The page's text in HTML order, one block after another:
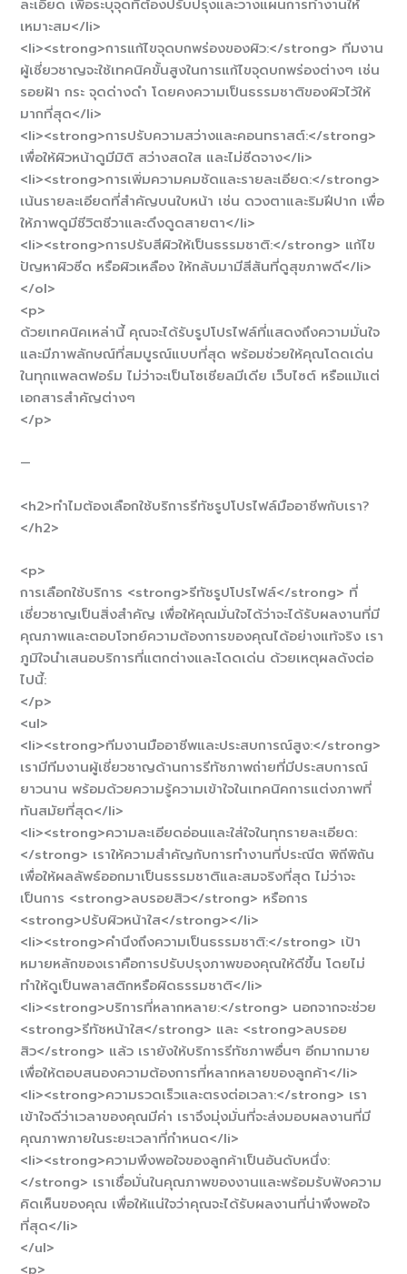
ละเอียด เพื่อระบุจุดที่ต้องปรับปรุงและวางแผนการทำงานให้
เหมาะสม</li>
<li><strong>การแก้ไขจุดบกพร่องของผิว:</strong> ทีมงาน
ผู้เชี่ยวชาญจะใช้เทคนิคขั้นสูงในการแก้ไขจุดบกพร่องต่างๆ เช่น
รอยฝ้า กระ จุดด่างดำ โดยคงความเป็นธรรมชาติของผิวไว้ให้
มากที่สุด</li>
<li><strong>การปรับความสว่างและคอนทราสต์:</strong>
เพื่อให้ผิวหน้าดูมีมิติ สว่างสดใส และไม่ซีดจาง</li>
<li><strong>การเพิ่มความคมชัดและรายละเอียด:</strong>
เน้นรายละเอียดที่สำคัญบนใบหน้า เช่น ดวงตาและริมฝีปาก เพื่อ
ให้ภาพดูมีชีวิตชีวาและดึงดูดสายตา</li>
<li><strong>การปรับสีผิวให้เป็นธรรมชาติ:</strong> แก้ไข
ปัญหาผิวซีด หรือผิวเหลือง ให้กลับมามีสีสันที่ดูสุขภาพดี</li>
</ol>
<p>
ด้วยเทคนิคเหล่านี้ คุณจะได้รับรูปโปรไฟล์ที่แสดงถึงความมั่นใจ
และมีภาพลักษณ์ที่สมบูรณ์แบบที่สุด พร้อมช่วยให้คุณโดดเด่น
ในทุกแพลตฟอร์ม ไม่ว่าจะเป็นโซเชียลมีเดีย เว็บไซต์ หรือแม้แต่
เอกสารสำคัญต่างๆ
</p>
—
<h2>ทำไมต้องเลือกใช้บริการรีทัชรูปโปรไฟล์มืออาชีพกับเรา?
</h2>
<p>
การเลือกใช้บริการ <strong>รีทัชรูปโปรไฟล์</strong> ที่
เชี่ยวชาญเป็นสิ่งสำคัญ เพื่อให้คุณมั่นใจได้ว่าจะได้รับผลงานที่มี
คุณภาพและตอบโจทย์ความต้องการของคุณได้อย่างแท้จริง เรา
ภูมิใจนำเสนอบริการที่แตกต่างและโดดเด่น ด้วยเหตุผลดังต่อ
ไปนี้:
</p>
<ul>
<li><strong>ทีมงานมืออาชีพและประสบการณ์สูง:</strong>
เรามีทีมงานผู้เชี่ยวชาญด้านการรีทัชภาพถ่ายที่มีประสบการณ์
ยาวนาน พร้อมด้วยความรู้ความเข้าใจในเทคนิคการแต่งภาพที่
ทันสมัยที่สุด</li>
<li><strong>ความละเอียดอ่อนและใส่ใจในทุกรายละเอียด:
</strong> เราให้ความสำคัญกับการทำงานที่ประณีต พิถีพิถัน
เพื่อให้ผลลัพธ์ออกมาเป็นธรรมชาติและสมจริงที่สุด ไม่ว่าจะ
เป็นการ <strong>ลบรอยสิว</strong> หรือการ
<strong>ปรับผิวหน้าใส</strong></li>
<li><strong>คำนึงถึงความเป็นธรรมชาติ:</strong> เป้า
หมายหลักของเราคือการปรับปรุงภาพของคุณให้ดีขึ้น โดยไม่
ทำให้ดูเป็นพลาสติกหรือผิดธรรมชาติ</li>
<li><strong>บริการที่หลากหลาย:</strong> นอกจากจะช่วย
<strong>รีทัชหน้าใส</strong> และ <strong>ลบรอย
สิว</strong> แล้ว เรายังให้บริการรีทัชภาพอื่นๆ อีกมากมาย
เพื่อให้ตอบสนองความต้องการที่หลากหลายของลูกค้า</li>
<li><strong>ความรวดเร็วและตรงต่อเวลา:</strong> เรา
เข้าใจดีว่าเวลาของคุณมีค่า เราจึงมุ่งมั่นที่จะส่งมอบผลงานที่มี
คุณภาพภายในระยะเวลาที่กำหนด</li>
<li><strong>ความพึงพอใจของลูกค้าเป็นอันดับหนึ่ง:
</strong> เราเชื่อมั่นในคุณภาพของงานและพร้อมรับฟังความ
คิดเห็นของคุณ เพื่อให้แน่ใจว่าคุณจะได้รับผลงานที่น่าพึงพอใจ
ที่สุด</li>
</ul>
<p>